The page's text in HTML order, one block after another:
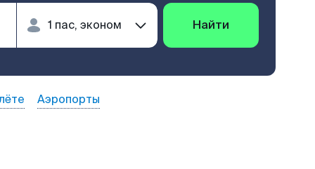
Найти
Аэропорты